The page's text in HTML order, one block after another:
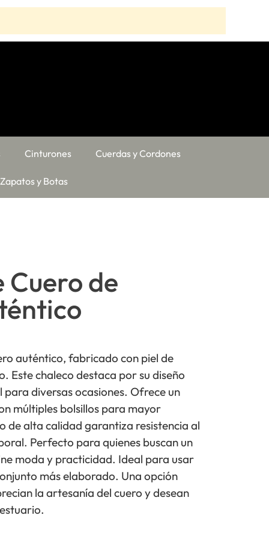
Cinturones Cuerdas y Cordones
Zapatos y Botas
Cuero de
auténtico, fabricado con piel de
Este chaleco destaca por su diseño
diversas ocasiones. Ofrece un
múltiples bolsillos para mayor
de alta calidad garantiza resistencia al
Perfecto para quienes buscan un
moda y practicidad. Ideal para usar
más elaborado. Una opción
la artesanía del cuero y desean